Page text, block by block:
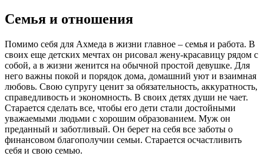
Семья и отношения
Помимо себя для Ахмеда в жизни главное – семья и работа. В
своих еще детских мечтах он рисовал жену-красавицу рядом с
собой, а в жизни женится на обычной простой девушке. Для
него важны покой и порядок дома, домашний уют и взаимная
любовь. Свою супругу ценит за обязательность, аккуратность,
справедливость и экономность. В своих детях души не чает.
Старается сделать все, чтобы его дети стали достойными
уважаемыми людьми с хорошим образованием. Муж он
преданный и заботливый. Он берет на себя все заботы о
финансовом благополучии семьи. Старается осчастливить
себя и свою семью.